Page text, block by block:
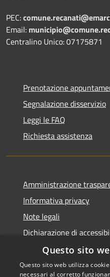
PEC:
Email:
Centralino Unico: 07175871
Prenotazione
Segnalazione disservizio
Leggi le FAQ
Richiesta assistenza
Amministrazione
Informativa privacy
Note legali
Dichiarazione di
Questo sito
Questo sito web utilizza
necessari al corretto